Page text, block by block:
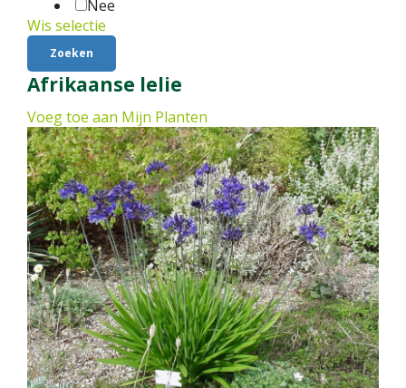
Nee
Wis selectie
Afrikaanse lelie
Voeg toe aan Mijn Planten